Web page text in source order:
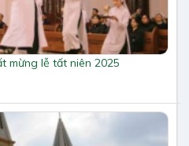
mừng lễ tất niên 2025